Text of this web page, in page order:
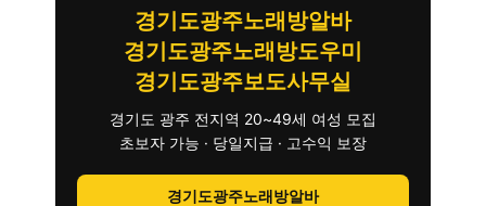
경기도광주노래방알바
경기도광주노래방도우미
경기도광주보도사무실
경기도 광주 전지역 20~49세 여성 모집
초보자 가능 · 당일지급 · 고수익 보장
경기도광주노래방알바